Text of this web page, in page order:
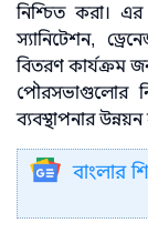
নিশ্চিত করা। এর
স্যানিটেশন,
বিতরণ কার্যক্রম
পৌরসভাগুলোর
ব্যবস্থাপনার
বাংলার